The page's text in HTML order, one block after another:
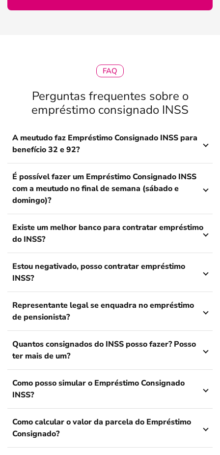
FAQ
Perguntas frequentes sobre o
empréstimo consignado INSS
A meutudo faz Empréstimo Consignado INSS para
benefício 32 e 92?
É possível fazer um Empréstimo Consignado INSS
com a meutudo no final de semana (sábado e
domingo)?
Existe um melhor banco para contratar empréstimo
do INSS?
Estou negativado, posso contratar empréstimo
INSS?
Representante legal se enquadra no empréstimo
de pensionista?
Quantos consignados do INSS posso fazer? Posso
ter mais de um?
Como posso simular o Empréstimo Consignado
INSS?
Como calcular o valor da parcela do Empréstimo
Consignado?